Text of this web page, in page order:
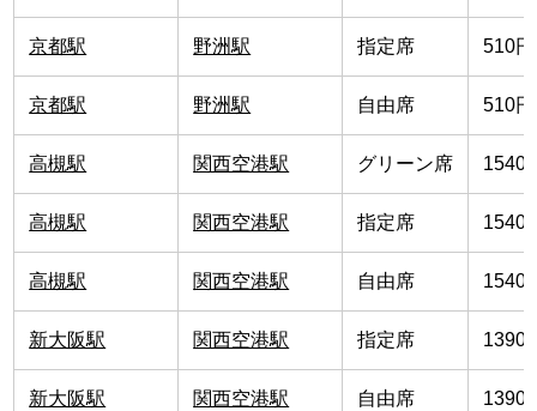
京都駅 野洲駅 指定席 510円
京都駅 野洲駅 自由席 510円
高槻駅 関西空港駅 グリーン席 1540
高槻駅 関西空港駅 指定席 1540
高槻駅 関西空港駅 自由席 1540
新大阪駅 関西空港駅 指定席 1390
新大阪駅 関西空港駅 自由席 1390